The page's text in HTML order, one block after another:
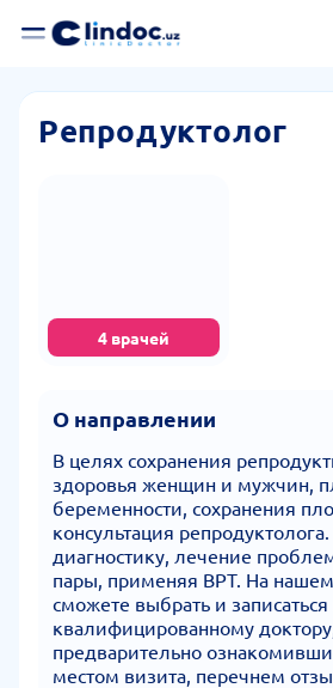
Репродуктолог
4 врачей
О направлении
В целях сохранения
здоровья женщин и мужчин,
беременности, сохранения
консультация
диагностику, лечение
пары, применяя ВРТ. На
сможете выбрать и записаться
квалифицированному
предварительно
местом визита, перечнем